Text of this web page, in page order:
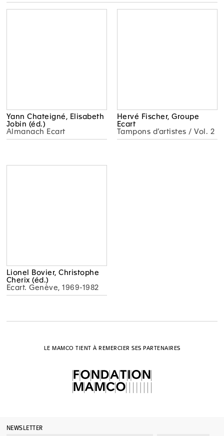
Yann Chateigné, Elisabeth
Jobin (éd.)
Almanach Ecart
Hervé Fischer, Groupe
Ecart
Tampons d’artistes / Vol. 2
Lionel Bovier, Christophe
Cherix (éd.)
Ecart. Genève, 1969-1982
LE MAMCO TIENT À REMERCIER SES PARTENAIRES
NEWSLETTER